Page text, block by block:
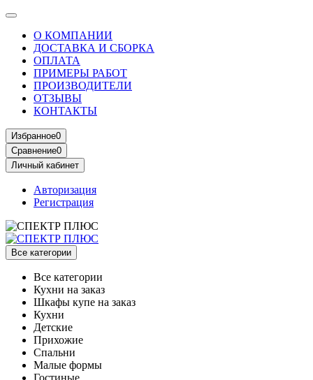
О КОМПАНИИ
ДОСТАВКА И СБОРКА
ОПЛАТА
ПРИМЕРЫ РАБОТ
ПРОИЗВОДИТЕЛИ
ОТЗЫВЫ
КОНТАКТЫ
Избранное0
Сравнение0
Личный кабинет
Авторизация
Регистрация
Все категории
Все категории
Кухни на заказ
Шкафы купе на заказ
Кухни
Детские
Прихожие
Спальни
Малые формы
Гостиные